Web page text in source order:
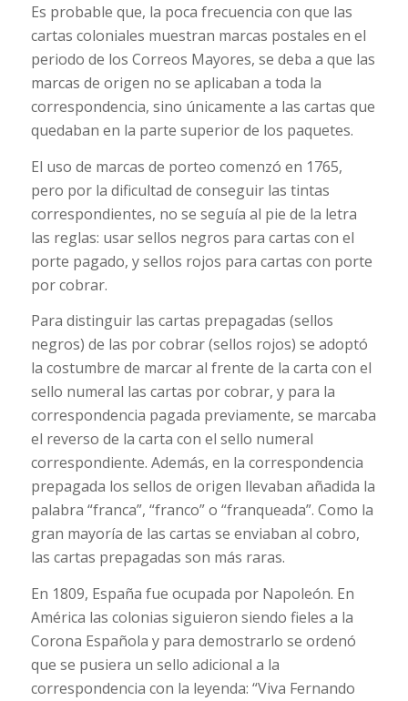
Es probable que, la poca frecuencia con que las
cartas coloniales muestran marcas postales en el
periodo de los Correos Mayores, se deba a que las
marcas de origen no se aplicaban a toda la
correspondencia, sino únicamente a las cartas que
quedaban en la parte superior de los paquetes.
El uso de marcas de porteo comenzó en 1765,
pero por la dificultad de conseguir las tintas
correspondientes, no se seguía al pie de la letra
las reglas: usar sellos negros para cartas con el
porte pagado, y sellos rojos para cartas con porte
por cobrar.
Para distinguir las cartas prepagadas (sellos
negros) de las por cobrar (sellos rojos) se adoptó
la costumbre de marcar al frente de la carta con el
sello numeral las cartas por cobrar, y para la
correspondencia pagada previamente, se marcaba
el reverso de la carta con el sello numeral
correspondiente. Además, en la correspondencia
prepagada los sellos de origen llevaban añadida la
palabra “franca”, “franco” o “franqueada”. Como la
gran mayoría de las cartas se enviaban al cobro,
las cartas prepagadas son más raras.
En 1809, España fue ocupada por Napoleón. En
América las colonias siguieron siendo fieles a la
Corona Española y para demostrarlo se ordenó
que se pusiera un sello adicional a la
correspondencia con la leyenda: “Viva Fernando